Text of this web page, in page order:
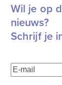
Wil je op
nieuws?
Schrijf je
E-
mailadres